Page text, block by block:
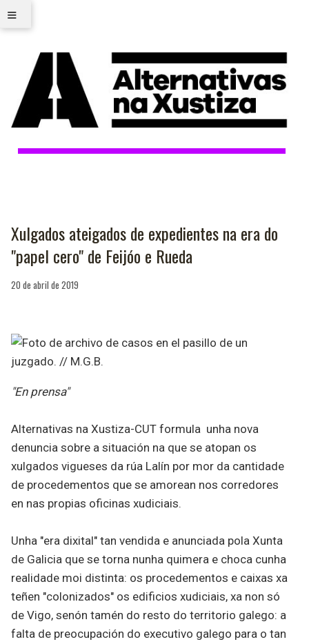
≡
Xulgados ateigados de expedientes na era do
"papel cero" de Feijóo e Rueda
20 de abril de 2019
"En prensa"
Alternativas na Xustiza-CUT formula unha nova
denuncia sobre a situación na que se atopan os
xulgados vigueses da rúa Lalín por mor da cantidade
de procedementos que se amorean nos corredores
en nas propias oficinas xudiciais.
Unha "era dixital" tan vendida e anunciada pola Xunta
de Galicia que se torna nunha quimera e choca cunha
realidade moi distinta: os procedementos e caixas xa
teñen "colonizados" os edificios xudiciais, xa non só
de Vigo, senón tamén do resto do territorio galego: a
falta de preocupación do executivo galego para o tan